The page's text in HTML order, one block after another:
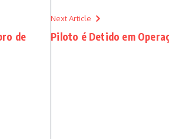
de
Next Article
Piloto é Detido em